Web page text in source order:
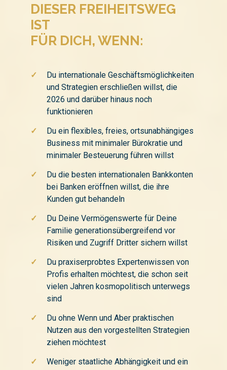
DIESER FREIHEITSWEG
IST
FÜR DICH, WENN:
✓
Du internationale Geschäftsmöglichkeiten
und Strategien erschließen willst, die
2026 und darüber hinaus noch
funktionieren
✓
Du ein flexibles, freies, ortsunabhängiges
Business mit minimaler Bürokratie und
minimaler Besteuerung führen willst
✓
Du die besten internationalen Bankkonten
bei Banken eröffnen willst, die ihre
Kunden gut behandeln
✓
Du Deine Vermögenswerte für Deine
Familie generationsübergreifend vor
Risiken und Zugriff Dritter sichern willst
✓
Du praxiserprobtes Expertenwissen von
Profis erhalten möchtest, die schon seit
vielen Jahren kosmopolitisch unterwegs
sind
✓
Du ohne Wenn und Aber praktischen
Nutzen aus den vorgestellten Strategien
ziehen möchtest
✓
Weniger staatliche Abhängigkeit und ein